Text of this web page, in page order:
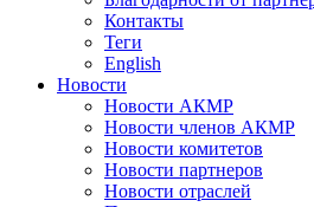
Контакты
Теги
English
Новости
Новости АКМР
Новости членов АКМР
Новости комитетов
Новости партнеров
Новости отраслей